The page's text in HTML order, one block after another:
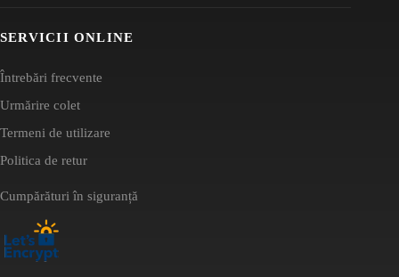
SERVICII ONLINE
Întrebări frecvente
Urmărire colet
Termeni de utilizare
Politica de retur
Cumpărături în siguranță